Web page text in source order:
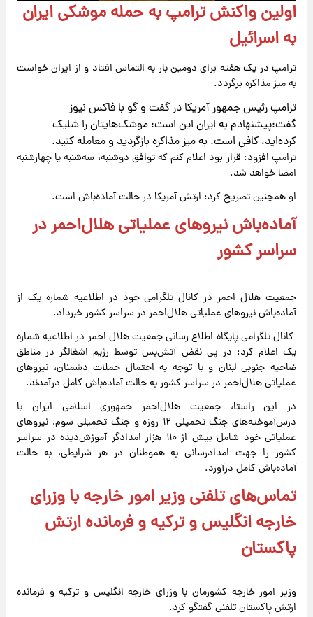
اولین واکنش ترامپ به حمله موشکی ایران
به اسرائیل
ترامپ در یک هفته برای دومین بار به التماس افتاد و از ایران خواست
به میز مذاکره برگردد.
ترامپ رئیس جمهور آمریکا در گفت و گو با فاکس نیوز
گفت:پیشنهادم به ایران این است: موشک‌هایتان را شلیک
کرده‌اید، کافی است. به میز مذاکره بازگردید و معامله کنید.
ترامپ افزود: قرار بود اعلام کنم که توافق دوشنبه، سه‌شنبه یا چهارشنبه
امضا خواهد شد.
او همچنین تصریح کرد: ارتش آمریکا در حالت آماده‌باش است.
آماده‌باش نیروهای عملیاتی هلال‌احمر در
سراسر کشور
جمعیت هلال احمر در کانال تلگرامی خود در اطلاعیه شماره یک از
آماده‌باش نیروهای عملیاتی هلال‌احمر در سراسر کشور خبرداد.
کانال تلگرامی پایگاه اطلاع رسانی جمعیت هلال احمر در اطلاعیه شماره
یک اعلام کرد: در پی نقض آتش‌بس توسط رژیم اشغالگر در مناطق
ضاحیه جنوبی لبنان و با توجه به احتمال حملات دشمنان، نیروهای
عملیاتی هلال‌احمر در سراسر کشور به حالت آماده‌باش کامل درآمدند.
در این راستا، جمعیت‌ هلال‌احمر جمهوری اسلامی ایران با
درس‌‌آموخته‌های جنگ تحمیلی ١٢ روزه و جنگ تحمیلی سوم، نیرو‌های
عملیاتی خود شامل بیش از ۱۱۰ هزار امدادگر آموزش‌دیده در سراسر
کشور را جهت امدادرسانی به هموطنان در هر شرایطی، به حالت
آماده‌باش کامل درآورد.
تماس‌های تلفنی وزیر امور خارجه با وزرای
خارجه انگلیس و ترکیه و فرمانده ارتش
پاکستان
وزیر امور خارجه کشورمان با وزرای خارجه انگلیس و ترکیه و فرمانده
ارتش پاکستان تلفنی گفتگو کرد.